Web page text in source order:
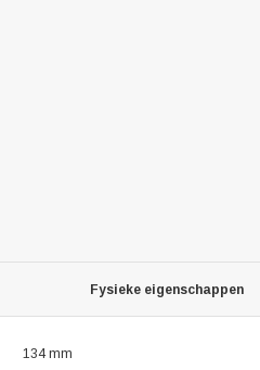
Fysieke eigenschappen
134 mm